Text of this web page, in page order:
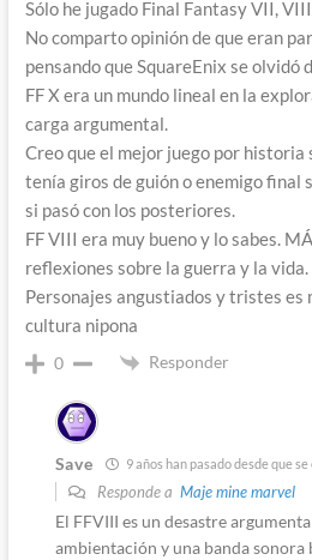
Sólo he jugado Final Fantasy VII,
No comparto opinión de que eran
pensando que SquareEnix se olvidó
FF X era un mundo lineal en la
carga argumental.
Creo que el mejor juego por historia
tenía giros de guión o enemigo final
si pasó con los posteriores.
FF VIII era muy bueno y lo sabes.
reflexiones sobre la guerra y la vida.
Personajes angustiados y tristes es
cultura nipona
0 Responder
Save 9 años han pasado desde que
Responde a Maje mine marvel
El FFVIII es un desastre
ambientación y una banda sonora